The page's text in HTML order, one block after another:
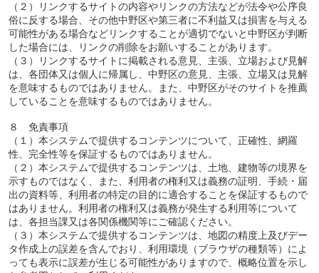
（２）リンクするサイトの内容やリンクの方法などが法令や公序良
俗に反する場合、その他中野区や第三者に不利益又は損害を与える
可能性がある場合などリンクすることが適切でないと中野区が判断
した場合には、リンクの削除をお願いすることがあります。
（３）リンクするサイトに掲載される意見、主張、立場および見解
は、各団体又は個人に帰属し、中野区の意見、主張、立場又は見解
を意味するものではありません。また、中野区がそのサイトを推薦
していることを意味するものではありません。
８ 免責事項
（１）本システムで提供するコンテンツについて、正確性、網羅
性、完全性等を保証するものではありません。
（２）本システムで提供するコンテンツは、土地、建物等の境界を
示すものではなく、また、利用者の権利又は義務の証明、手続・届
出の資料等、利用者の特定の目的に適合することを保証するもので
はありません。利用者の権利又は義務が発生する利用等について
は、各担当課又は各関係機関等にご確認ください。
（３）本システムで提供するコンテンツは、地図の精度上及びデー
タ作成上の誤差を含んでおり、利用環境（ブラウザの種類等）によ
っても表示に誤差が生じる可能性がありますので、概略位置を示し